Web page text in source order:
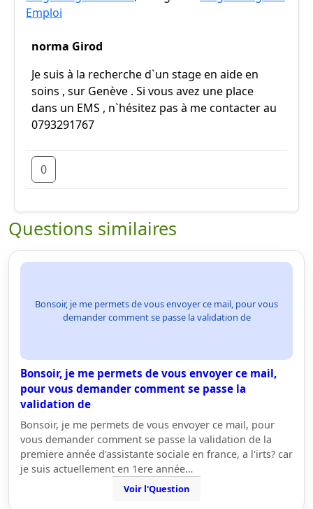
Emploi
norma Girod
Je suis à la recherche d`un stage en aide en
soins , sur Genève . Si vous avez une place
dans un EMS , n`hésitez pas à me contacter au
0793291767
0
Questions similaires
Bonsoir, je me permets de vous envoyer ce mail, pour vous
demander comment se passe la validation de
Bonsoir, je me permets de vous envoyer ce mail,
pour vous demander comment se passe la
validation de
Bonsoir, je me permets de vous envoyer ce mail, pour
vous demander comment se passe la validation de la
premiere année d'assistante sociale en france, a l'irts? car
je suis actuellement en 1ere année…
Voir l'Question